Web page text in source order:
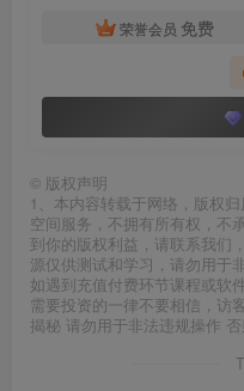
荣誉会员 免费
© 版权声明
1、本内容转载于网络，版权
空间服务，不拥有所有权，不
到你的版权利益，请联系我们
源仅供测试和学习，请勿用于
如遇到充值付费环节课程或软
需要投资的一律不要相信，访
揭秘 请勿用于非法违规操作